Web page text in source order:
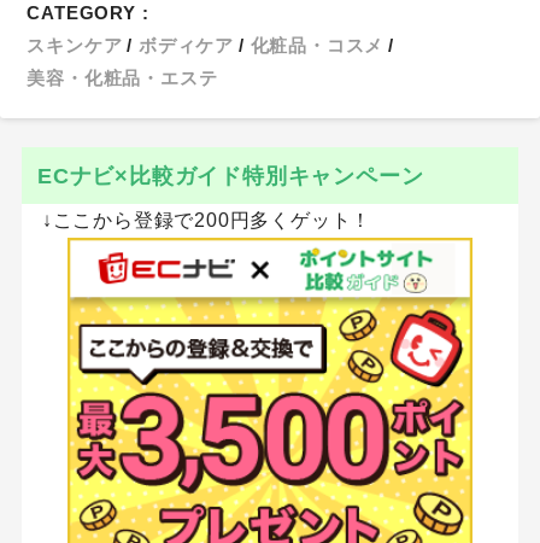
CATEGORY :
スキンケア
ボディケア
化粧品・コスメ
美容・化粧品・エステ
ECナビ×比較ガイド特別キャンペーン
↓ここから登録で200円多くゲット！